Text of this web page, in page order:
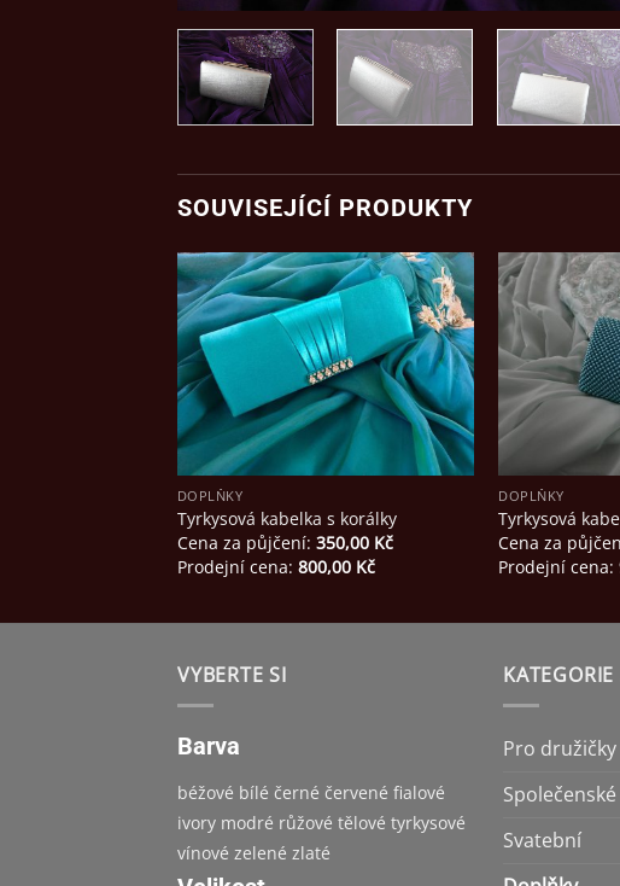
SOUVISEJÍCÍ PRODUKTY
DOPLŇKY
Tyrkysová kabelka s korálky
Cena za půjčení: 350,00 Kč
Prodejní cena: 800,00 Kč
DOPLŇKY
Tyrkysová
Cena za
Prodejní cena:
VYBERTE SI
Barva
béžové bílé černé červené fialové
ivory modré růžové tělové tyrkysové
vínové zelené zlaté
KATEGORIE
Pro družičky
Společenské
Svatební